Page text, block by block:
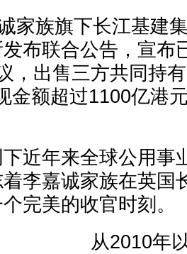
家族旗下长江基建
布联合公告，宣布
，出售三方共同持
金额超过1100亿港
近年来全球公用事
李嘉诚家族在英国
完美的收官时刻。
从2010年